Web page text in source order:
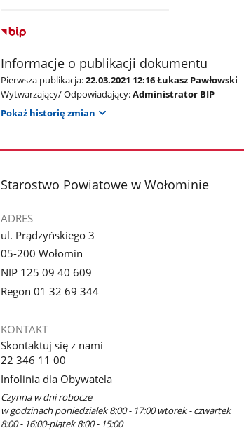
Informacje o publikacji dokumentu
Pierwsza publikacja:22.03.2021 12:16 Łukasz Pawłowski
Wytwarzający/ Odpowiadający:Administrator BIP
Pokaż historię zmian
stopka
Starostwo Powiatowe w Wołominie
ADRES
ul. Prądzyńskiego 3
05-200 Wołomin
NIP 125 09 40 609
Regon 01 32 69 344
KONTAKT
Skontaktuj się z nami
22 346 11 00
Infolinia dla Obywatela
Czynna w dni robocze
w godzinach poniedziałek 8:00 - 17:00 wtorek - czwartek
8:00 - 16:00-piątek 8:00 - 15:00